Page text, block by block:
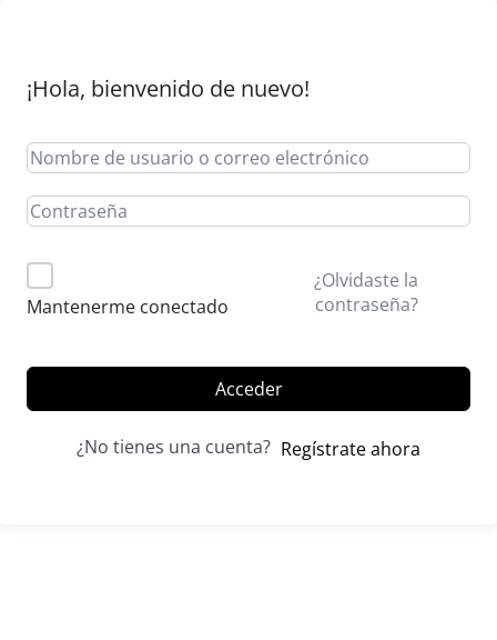
¡Hola, bienvenido de nuevo!
Mantenerme conectado
¿Olvidaste la
contraseña?
Acceder
¿No tienes una cuenta? Regístrate ahora